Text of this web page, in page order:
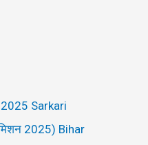
Sarkari
2025) Bihar